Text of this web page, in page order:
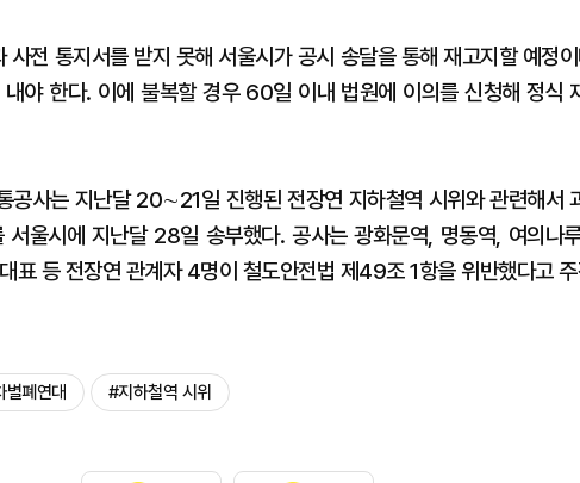
사전 통지서를 받지 못해 서울시가 공시 송달을 통해 재고지할 예정
야 한다. 이에 불복할 경우 60일 이내 법원에 이의를 신청해 정식
공사는 지난달 20∼21일 진행된 전장연 지하철역 시위와 관련해서
서울시에 지난달 28일 송부했다. 공사는 광화문역, 명동역, 여의나
표 등 전장연 관계자 4명이 철도안전법 제49조 1항을 위반했다고
별폐연대 #지하철역 시위